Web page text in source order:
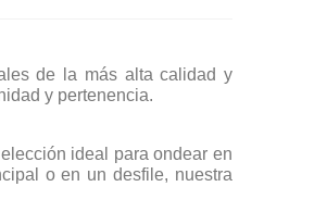
de la más alta calidad y
y pertenencia.
ideal para ondear en
o en un desfile, nuestra